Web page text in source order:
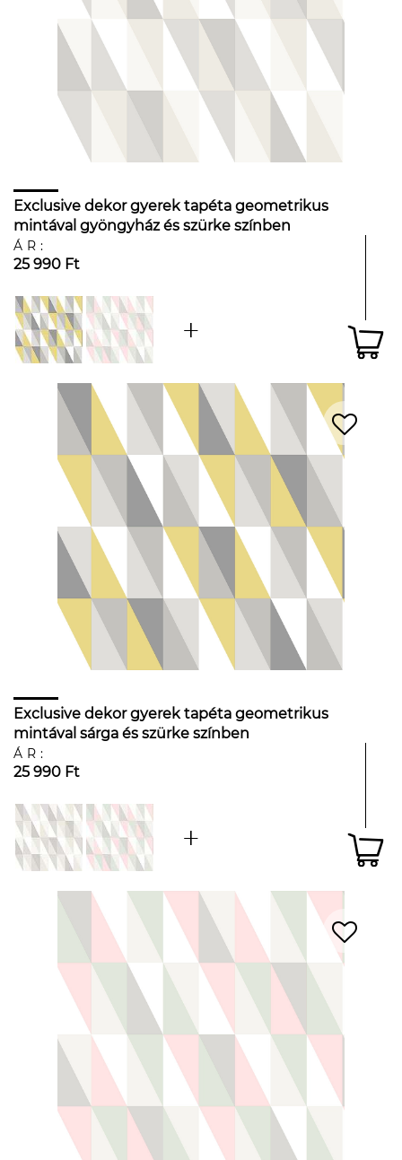
Exclusive dekor gyerek tapéta geometrikus
mintával gyöngyház és szürke színben
ÁR:
25 990 Ft
Exclusive dekor gyerek tapéta geometrikus
mintával sárga és szürke színben
ÁR:
25 990 Ft